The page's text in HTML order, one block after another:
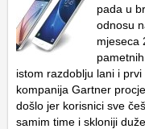
pada u
odnosu
mjeseca
istom razdoblju lani i
kompanija Gartner
došlo jer korisnici sve
samim time i skloniji